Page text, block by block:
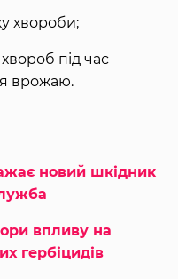
хвороби;
під час
врожаю.
новий шкідник
впливу на
гербіцидів